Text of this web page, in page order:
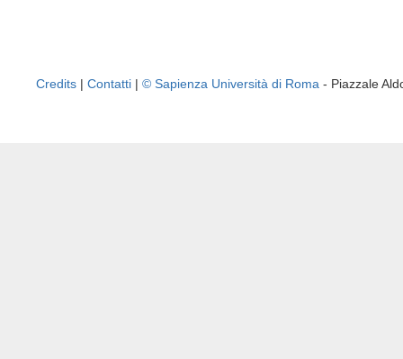
Credits | Contatti | © Sapienza Università di Roma - Piazzale